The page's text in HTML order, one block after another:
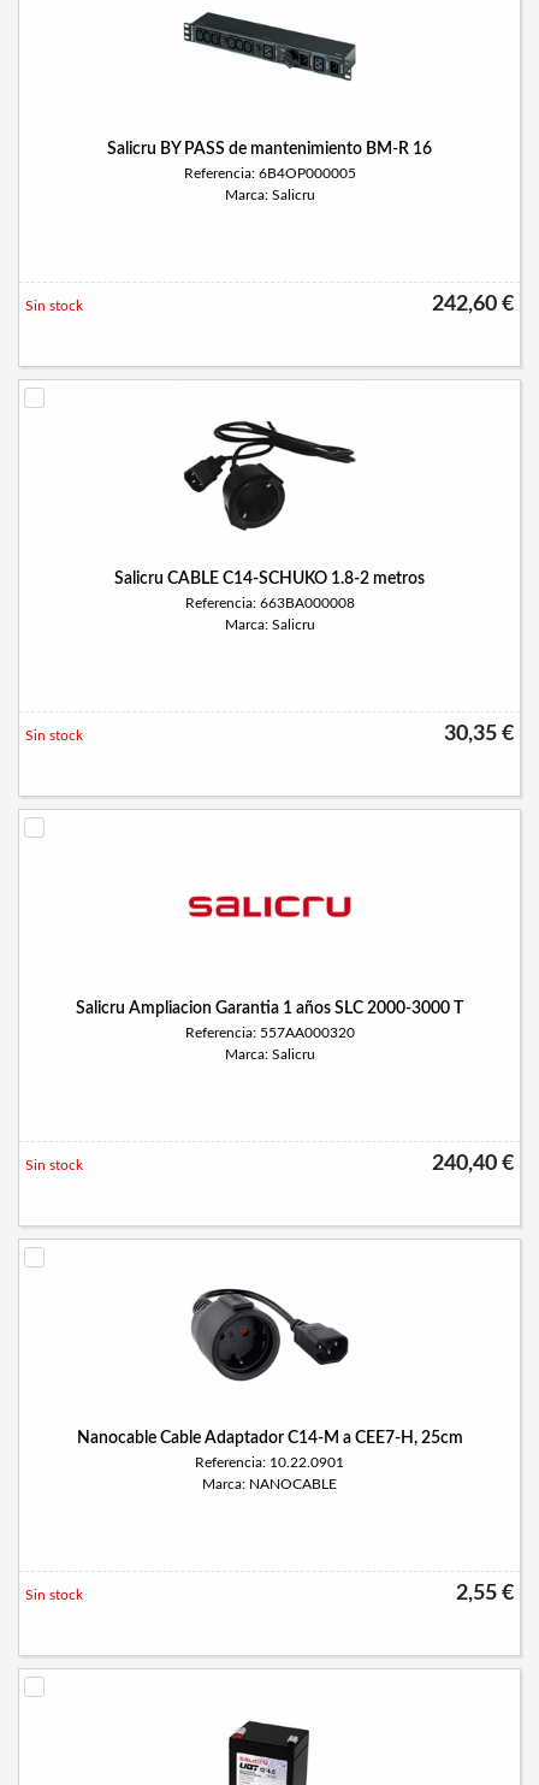
Salicru BY PASS de mantenimiento BM-R 16
Referencia: 6B4OP000005
Marca: Salicru
242,60 €
Sin stock
Salicru CABLE C14-SCHUKO 1.8-2 metros
Referencia: 663BA000008
Marca: Salicru
30,35 €
Sin stock
Salicru Ampliacion Garantia 1 años SLC 2000-3000 T
Referencia: 557AA000320
Marca: Salicru
240,40 €
Sin stock
Nanocable Cable Adaptador C14-M a CEE7-H, 25cm
Referencia: 10.22.0901
Marca: NANOCABLE
2,55 €
Sin stock